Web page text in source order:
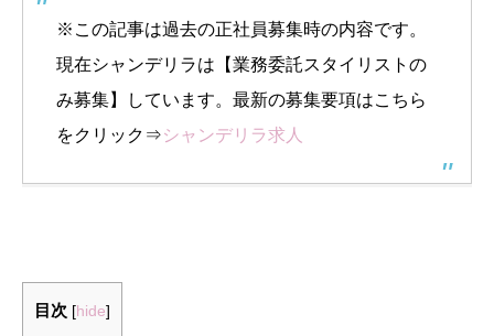
※この記事は過去の正社員募集時の内容です。
現在シャンデリラは【業務委託スタイリストの
み募集】しています。最新の募集要項はこちら
をクリック⇒シャンデリラ求人
目次 [hide]